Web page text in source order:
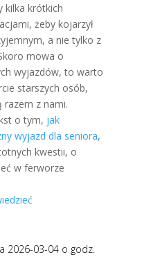
kilka krótkich
żeby kojarzył
a nie tylko z
mowa o
wyjazdów, to warto
starszych osób,
z nami.
o tym, jak
wyjazd dla seniora,
kwestii, o
w ferworze
2026-03-04 o godz.